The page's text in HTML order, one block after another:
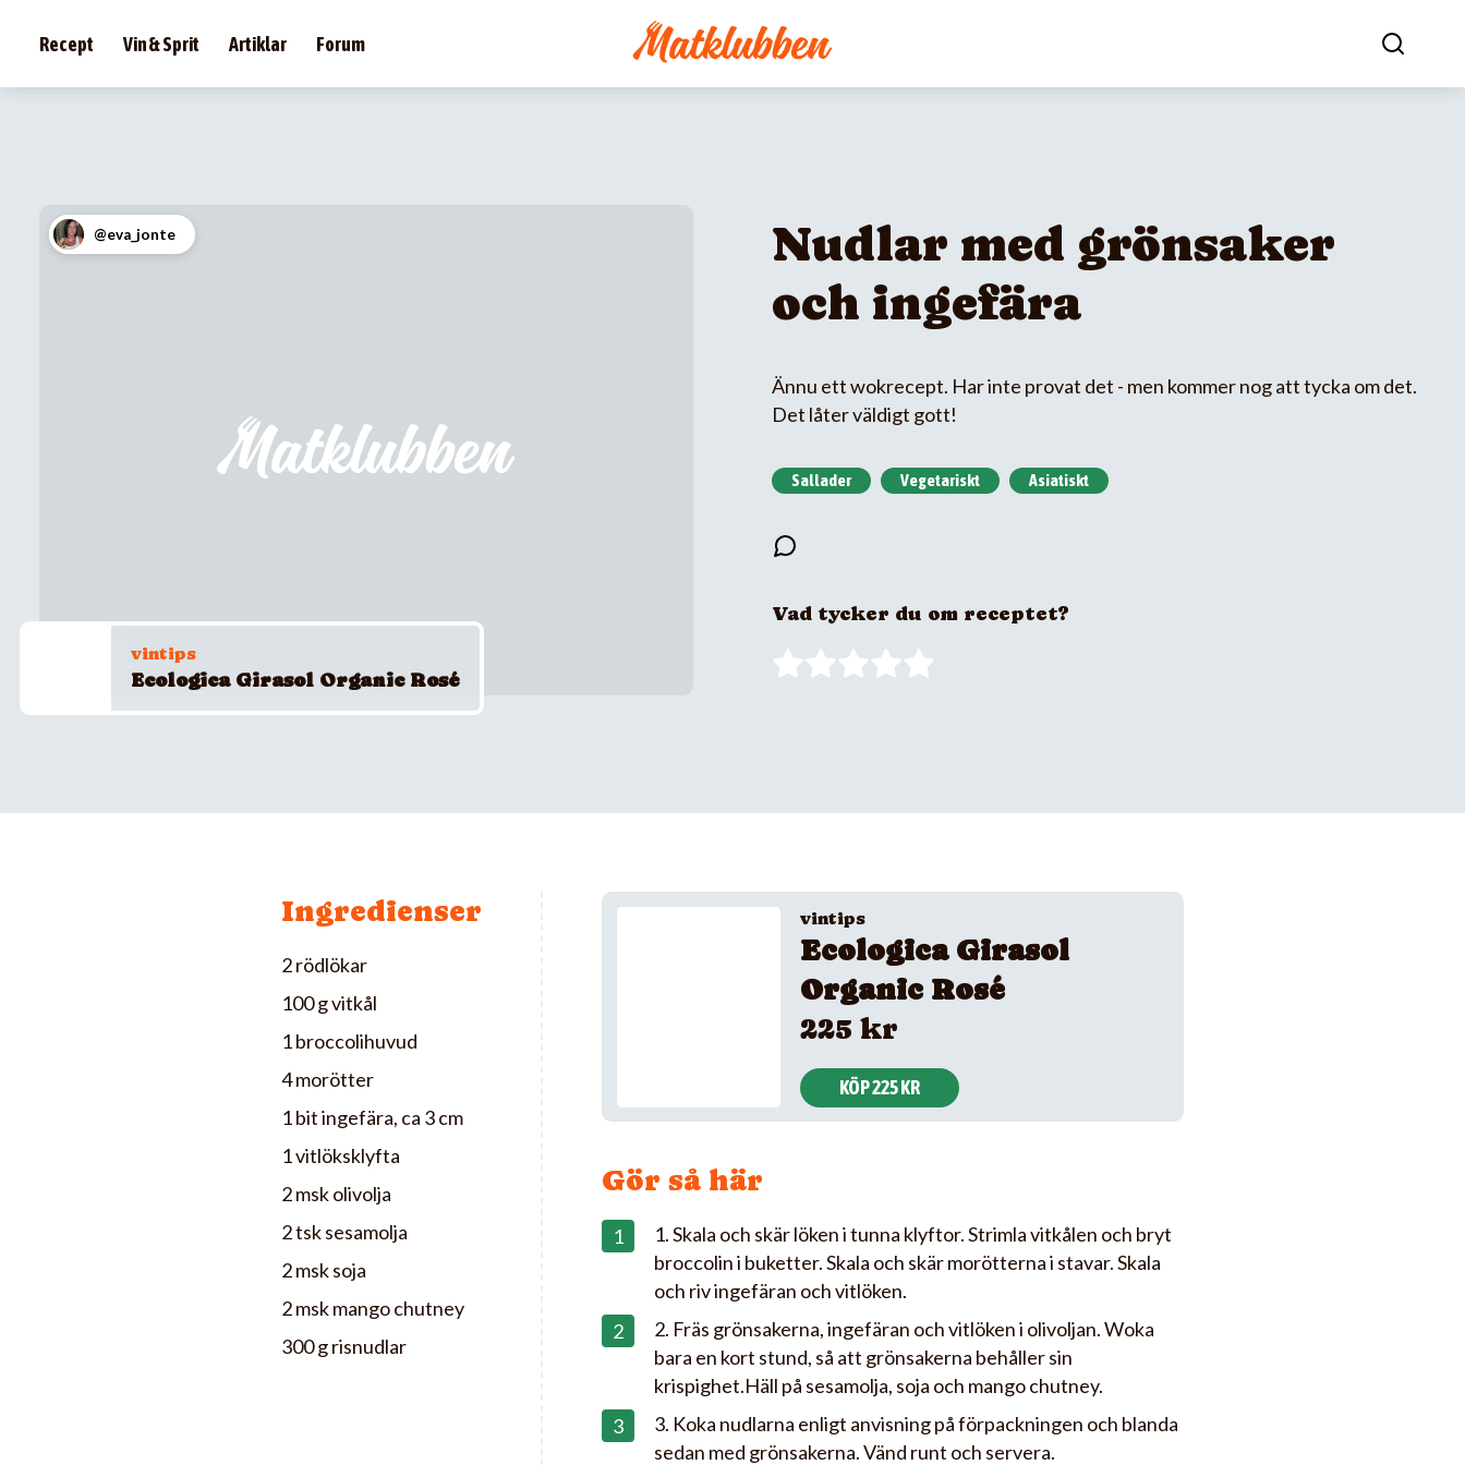
Recept Vin & Sprit Artiklar Forum
@eva_jonte
vintips
Ecologica Girasol Organic Rosé
Nudlar med grönsaker
och ingefära
Ännu ett wokrecept. Har inte provat det - men kommer nog att tycka om det.
Det låter väldigt gott!
Sallader Vegetariskt Asiatiskt
Vad tycker du om receptet?
Ingredienser
2 rödlökar
100 g vitkål
1 broccolihuvud
4 morötter
1 bit ingefära, ca 3 cm
1 vitlöksklyfta
2 msk olivolja
2 tsk sesamolja
2 msk soja
2 msk mango chutney
300 g risnudlar
vintips
Ecologica Girasol
Organic Rosé
225 kr
KÖP 225 KR
Gör så här
1. Skala och skär löken i tunna klyftor. Strimla vitkålen och bryt
broccolin i buketter. Skala och skär morötterna i stavar. Skala
och riv ingefäran och vitlöken.
2. Fräs grönsakerna, ingefäran och vitlöken i olivoljan. Woka
bara en kort stund, så att grönsakerna behåller sin
krispighet.Häll på sesamolja, soja och mango chutney.
3. Koka nudlarna enligt anvisning på förpackningen och blanda
sedan med grönsakerna. Vänd runt och servera.